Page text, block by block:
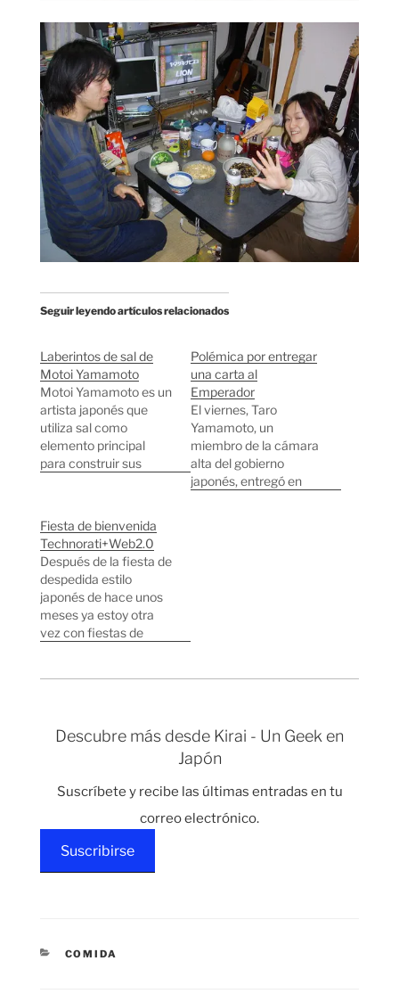
Seguir leyendo artículos relacionados
Laberintos de sal de
Motoi Yamamoto
Motoi Yamamoto es un
artista japonés que
utiliza sal como
elemento principal
para construir sus
ejemplo, en Japón se
suelen poner platitos
con sal en la entrada
de restaurantes para
protegerlos contra
malos espíritus.
También es utilizado en
Polémica por entregar
una carta al
Emperador
El viernes, Taro
Yamamoto, un
miembro de la cámara
alta del gobierno
japonés, entregó en
reactores. Se ha
Fiesta de bienvenida
Technorati+Web2.0
Después de la fiesta de
despedida estilo
japonés de hace unos
meses ya estoy otra
vez con fiestas de
de Technorati Japan.
Descubre más desde Kirai - Un Geek en
Japón
Suscríbete y recibe las últimas entradas en tu
correo electrónico.
Suscribirse
CATEGORÍAS
COMIDA